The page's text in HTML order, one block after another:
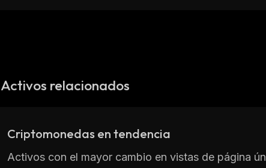
Activos relacionados
Criptomonedas en tendencia
Activos con el mayor cambio en vistas de página